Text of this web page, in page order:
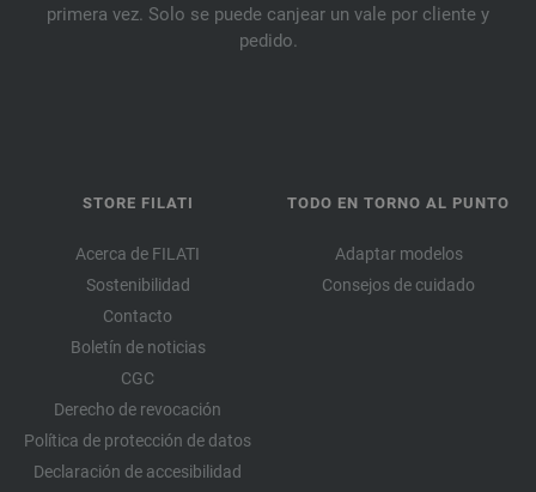
primera vez. Solo se puede canjear un vale por cliente y
pedido.
STORE FILATI
Acerca de FILATI
Sostenibilidad
Contacto
Boletín de noticias
CGC
Derecho de revocación
Política de protección de datos
Declaración de accesibilidad
TODO EN TORNO AL PUNTO
Adaptar modelos
Consejos de cuidado